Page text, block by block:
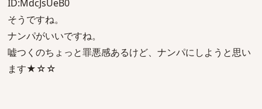
ID:MdcJsUeB0
そうですね。
ナンパがいいですね。
嘘つくのちょっと罪悪感あるけど、ナンパにしようと思い
ます★☆☆